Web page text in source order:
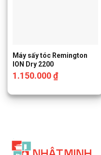
Máy sấy tóc Remington
ION Dry 2200
1.150.000₫